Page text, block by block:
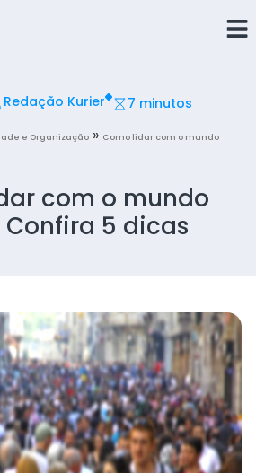
Redação Kurier 7 minutos
e Organização » Como lidar com o mundo
com o mundo
Confira 5 dicas